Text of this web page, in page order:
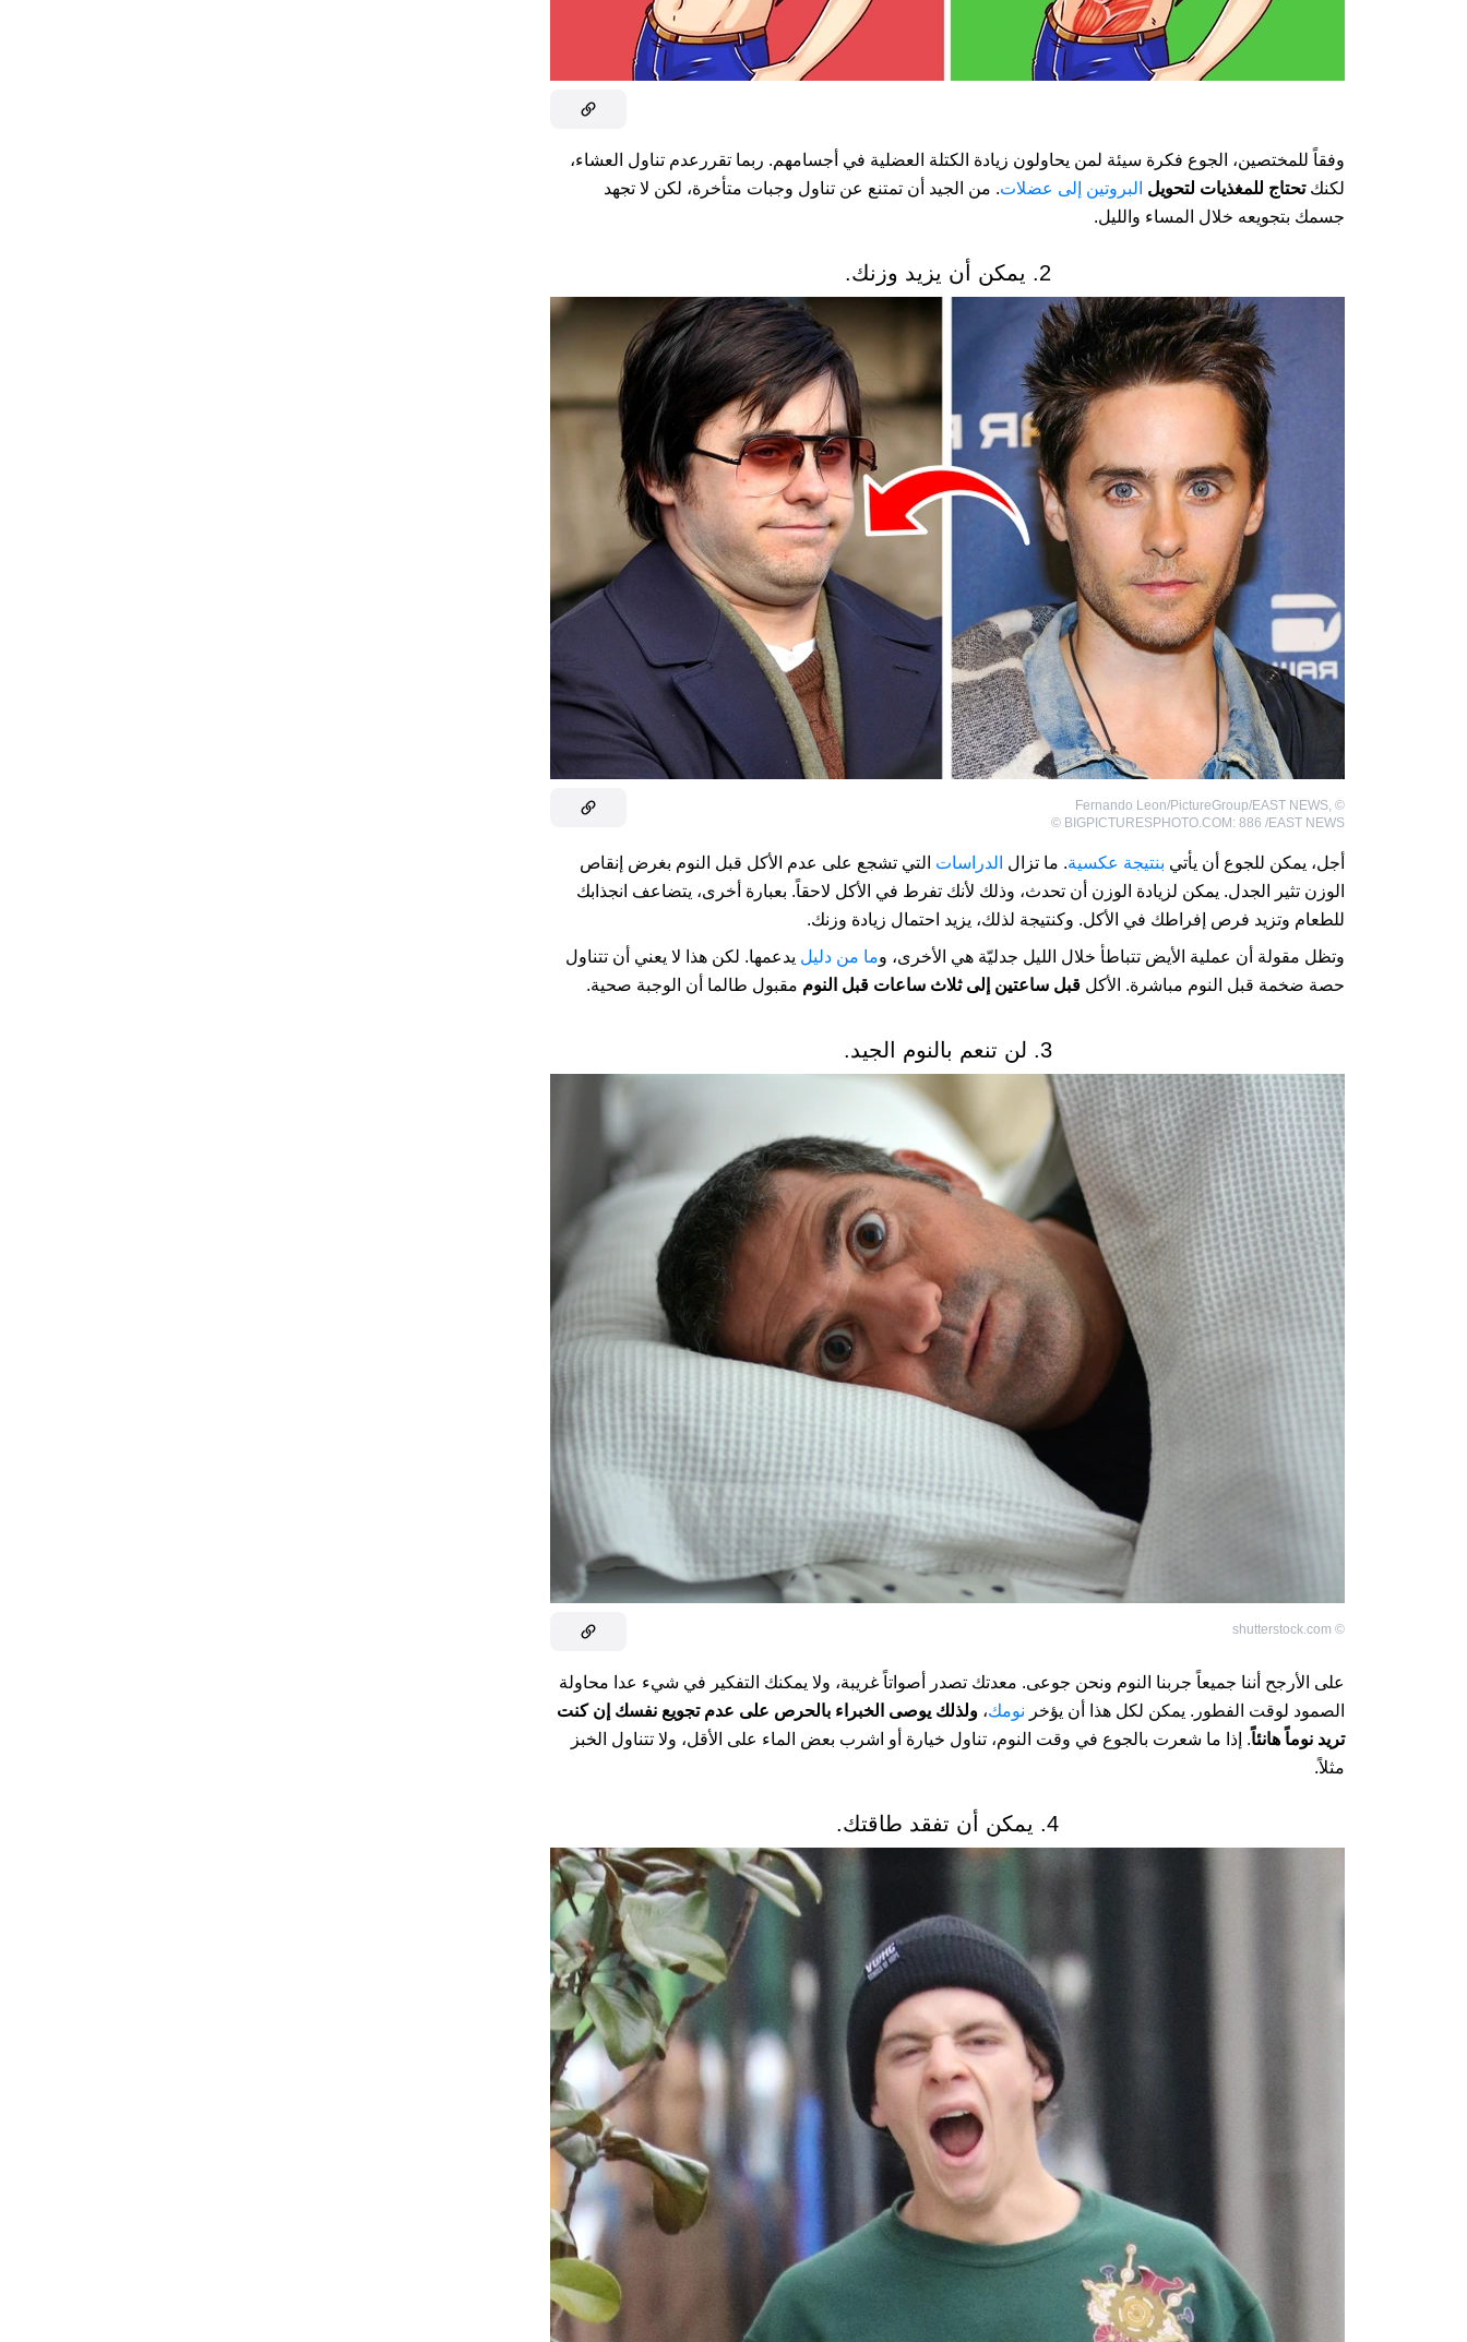
وفقاً للمختصين، الجوع فكرة سيئة لمن يحاولون زيادة الكتلة العضلية في أجسامهم. ربما تقررعدم تناول العشاء،
لكنكتحتاج للمغذيات لتحويل البروتين إلى عضلات. من الجيد أن تمتنع عن تناول وجبات متأخرة، لكن لا تجهد
جسمك بتجويعه خلال المساء والليل.
2. يمكن أن يزيد وزنك.
©
Fernando Leon/PictureGroup/EAST NEWS,
© BIGPICTURESPHOTO.COM: 886 /EAST NEWS
أجل، يمكن للجوع أن يأتي بنتيجة عكسية. ما تزال الدراسات التي تشجع على عدم الأكل قبل النوم بغرض إنقاص
الوزن تثير الجدل. يمكن لزيادة الوزن أن تحدث، وذلك لأنك تفرط في الأكل لاحقاً. بعبارة أخرى، يتضاعف انجذابك
للطعام وتزيد فرص إفراطك في الأكل. وكنتيجة لذلك، يزيد احتمال زيادة وزنك.
وتظل مقولة أن عملية الأيض تتباطأ خلال الليل جدليّة هي الأخرى، وما من دليل يدعمها. لكن هذا لا يعني أن تتناول
حصة ضخمة قبل النوم مباشرة. الأكل قبل ساعتين إلى ثلاث ساعات قبل النوم مقبول طالما أن الوجبة صحية.
3. لن تنعم بالنوم الجيد.
©
shutterstock.com
على الأرجح أننا جميعاً جربنا النوم ونحن جوعى. معدتك تصدر أصواتاً غريبة، ولا يمكنك التفكير في شيء عدا محاولة
الصمود لوقت الفطور. يمكن لكل هذا أن يؤخر نومك، ولذلك يوصى الخبراء بالحرص على عدم تجويع نفسك إن كنت
تريد نوماً هانئاً. إذا ما شعرت بالجوع في وقت النوم، تناول خيارة أو اشرب بعض الماء على الأقل، ولا تتناول الخبز
مثلاً.
4. يمكن أن تفقد طاقتك.